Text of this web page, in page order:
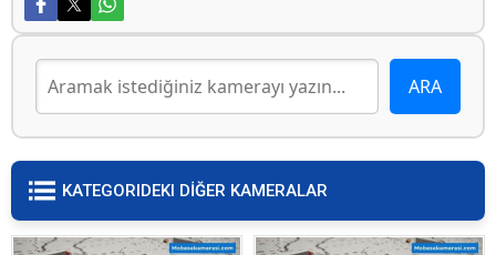
KATEGORIDEKI DİĞER KAMERALAR